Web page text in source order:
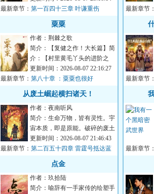
书...
最新章节： 第一百四十三章 叶谦重伤
粟粟
作者：荆棘之歌
简介：【复健之作！大长篇】简
介：【村里黄毛丫头的进阶之
路！】从一介孤女走到万人之
上，田...
更新时间：2026-08-07 22:16:27
最新章节： 第八十章 ：粟粟也很好
从废土崛起横扫诸天！
作者：夜南听风
简介：生命万物，皆有灵性。宇
宙本质，即是原能。破碎的废土
上，充斥着辐射与畸变，浩瀚的
星...
更新时间：2026-08-07 21:46:43
最新章节： 第二百五十四章 雷霆号抵达蓝
点金
作者：玖拾陆
简介：喻辞有一手家传的绘塑手
最新章节：
最新章节：
最新章节：